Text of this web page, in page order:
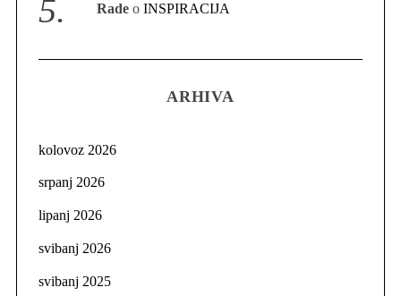
Rade oINSPIRACIJA
ARHIVA
kolovoz 2026
srpanj 2026
lipanj 2026
svibanj 2026
svibanj 2025